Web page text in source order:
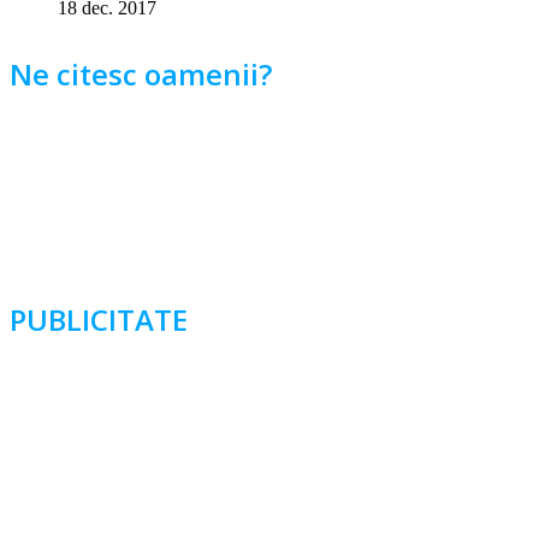
18 dec. 2017
Ne citesc oamenii?
PUBLICITATE